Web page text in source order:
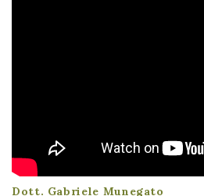
Dott. Gabriele Munegato